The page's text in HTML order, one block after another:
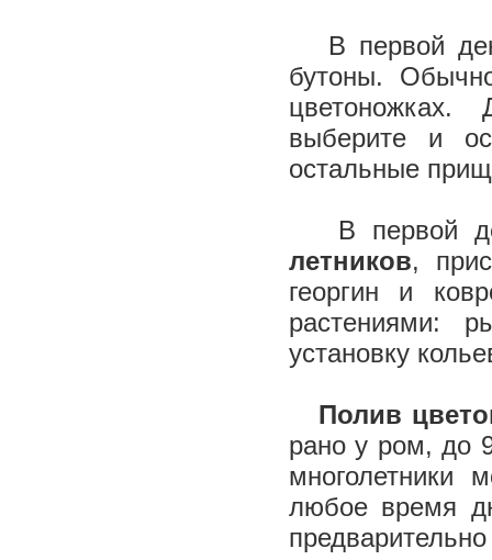
В первой
бутоны.
цветоножках.
выберите и
остальные
В первой
летников,
георгин и
растениями:
установку
Полив
рано у ром, до
многолетники
любое время